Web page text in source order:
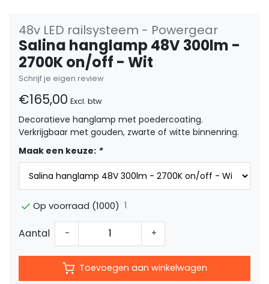
48v LED railsysteem - Powergear
Salina hanglamp 48V 300lm -
2700K on/off - Wit
Schrijf je eigen review
€165,00 Excl. btw
Decoratieve hanglamp met poedercoating.
Verkrijgbaar met gouden, zwarte of witte binnenring.
Maak een keuze: *
Op voorraad (1000) 1
Aantal - +
Toevoegen aan winkelwagen